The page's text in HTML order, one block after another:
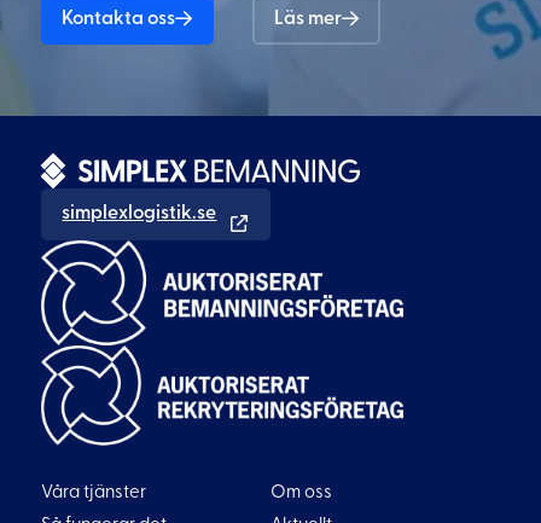
Kontakta oss Läs mer
simplexlogistik.se
Våra tjänster
Om oss